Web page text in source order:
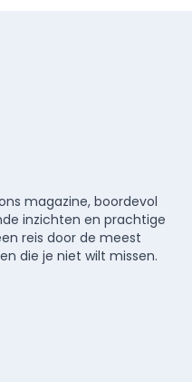
magazine, boordevol
inzichten en prachtige
reis door de meest
die je niet wilt missen.